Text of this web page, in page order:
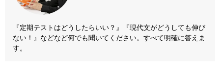
『定期テストはどうしたらいい？』『現代文がどうしても伸び
ない！』などなど何でも聞いてください。すべて明確に答えま
す。